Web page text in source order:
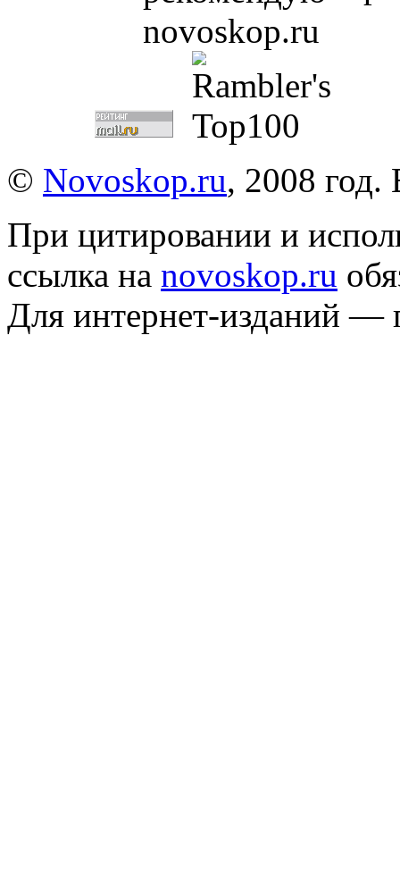
© Novoskop.ru, 2008
При цитировании и
ссылка на novoskop.ru
Для интернет-изданий —